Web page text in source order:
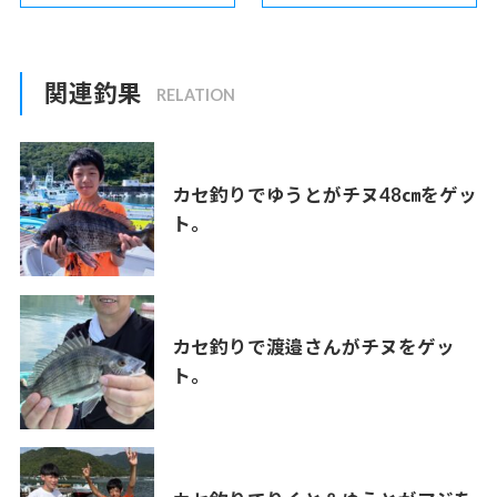
関連釣果
カセ釣りでゆうとがチヌ48㎝をゲッ
ト。
カセ釣りで渡邉さんがチヌをゲッ
ト。